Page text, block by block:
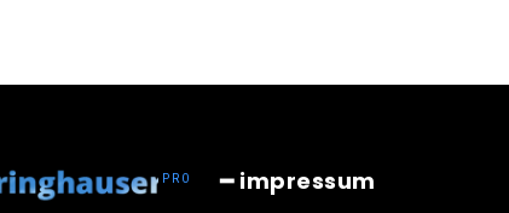
━ impressum